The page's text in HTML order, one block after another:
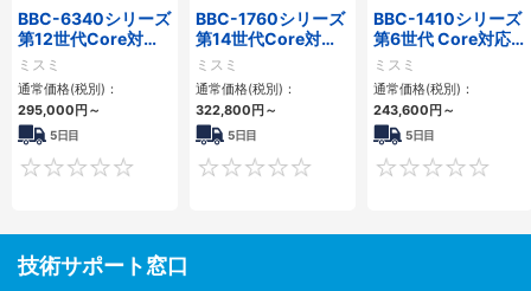
BBC-6340シリーズ
第12世代Core対応
小型フロアマウント
PC2PCI/2PCIe
ミスミ
通常価格(税別)：
295,000円～
5日目
0
BBC-1760シリーズ
第14世代Core対応
小型フロアマウント
3PCIe
ミスミ
通常価格(税別)：
322,800円～
5日目
0
BBC-1410シリーズ
第6世代 Core対応フ
ロアマウントFAPC
3PCI・3PCIe
ミスミ
通常価格(税別)：
243,600円～
5日目
技術サポート窓口